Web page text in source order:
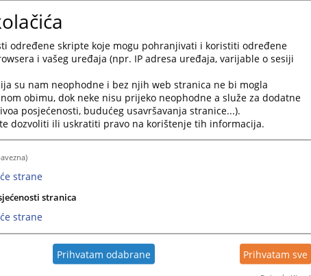
određene skripte koje mogu pohranjivati i koristiti određene
i vašeg uređaja (npr. IP adresa uređaja, varijable o sesiji
su nam neophodne i bez njih web stranica ne bi mogla
obimu, dok neke nisu prijeko neophodne a služe za dodatne
posjećenosti, budućeg usavršavanja stranice...).
dozvoliti ili uskratiti pravo na korištenje tih informacija.
strane
stranica
strane
Prihvatam odabrane Prihvatam sve